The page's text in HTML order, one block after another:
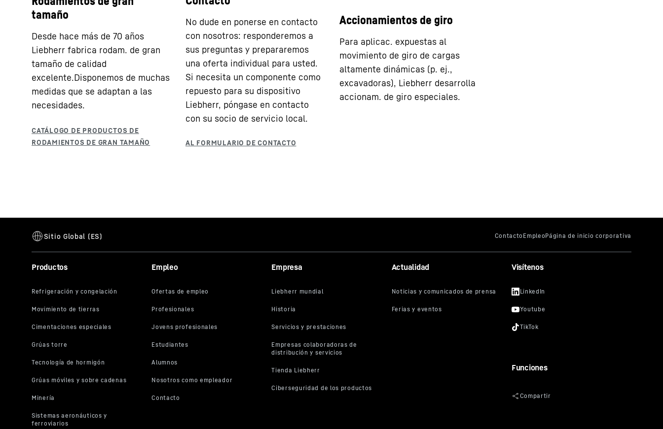
tamaño
Desde hace más de 70 años
Liebherr fabrica rodam. de gran
tamaño de calidad
excelente.Disponemos de muchas
medidas que se adaptan a las
necesidades.
No dude en ponerse en contacto
con nosotros: responderemos a
sus preguntas y prepararemos
una oferta individual para usted.
Si necesita un componente como
repuesto para su dispositivo
Liebherr, póngase en contacto
con su socio de servicio local.
Accionamientos de giro
Para aplicac. expuestas al
movimiento de giro de cargas
altamente dinámicas (p. ej.,
excavadoras), Liebherr desarrolla
accionam. de giro especiales.
Productos Empleo Empresa Actualidad Visítenos
Funciones